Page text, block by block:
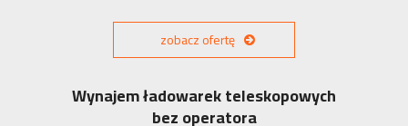
zobacz ofertę
Wynajem ładowarek teleskopowych
bez operatora